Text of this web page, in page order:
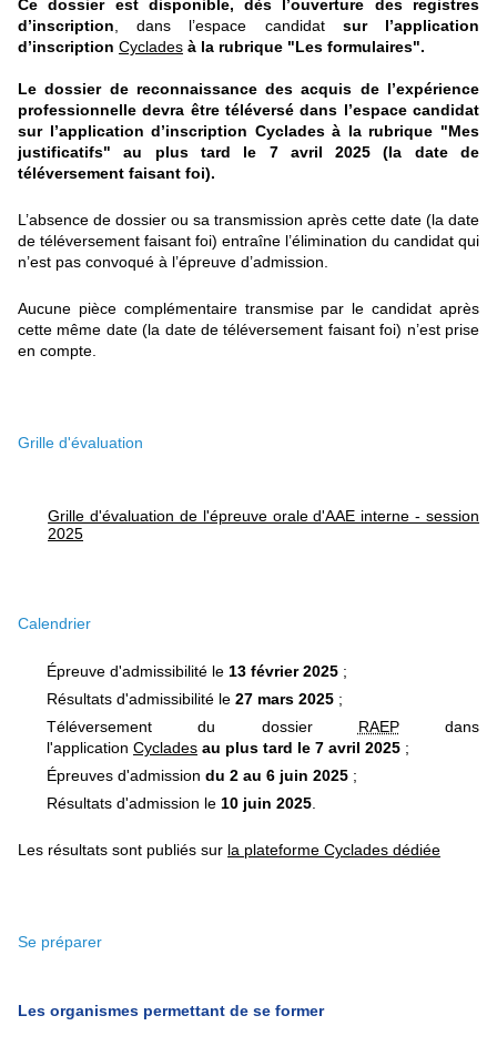
Ce dossier est disponible, dès l’ouverture des registres
d’inscription , dans l’espace candidat sur l’application
d’inscription Cyclades à la rubrique "Les formulaires".
Le dossier de reconnaissance des acquis de l’expérience
professionnelle devra être téléversé dans l’espace candidat
sur l’application d’inscription Cyclades à la rubrique "Mes
justificatifs" au plus tard le 7 avril 2025 (la date de
téléversement faisant foi).
L’absence de dossier ou sa transmission après cette date (la date
de téléversement faisant foi) entraîne l’élimination du candidat qui
n’est pas convoqué à l’épreuve d’admission.
Aucune pièce complémentaire transmise par le candidat après
cette même date (la date de téléversement faisant foi) n’est prise
en compte.
Grille d'évaluation
Grille d'évaluation de l'épreuve orale d'AAE interne - session
2025
Calendrier
Épreuve d'admissibilité le 13 février 2025 ;
Résultats d'admissibilité le 27 mars 2025 ;
Téléversement du dossier RAEPdans
l'application Cyclades au plus tard le 7 avril 2025 ;
Épreuves d'admission du 2 au 6 juin 2025 ;
Résultats d'admission le 10 juin 2025
Les résultats sont publiés sur la plateforme Cyclades dédiée
Se préparer
Les organismes permettant de se former